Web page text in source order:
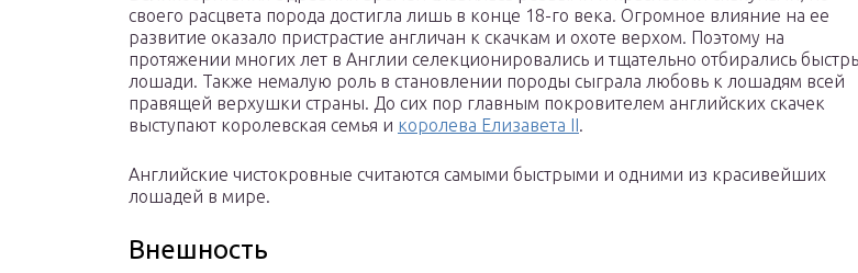
своего расцвета порода достигла лишь в конце 18-го века. Огромное влияние на ее
развитие оказало пристрастие англичан к скачкам и охоте верхом. Поэтому на
протяжении многих лет в Англии селекционировались и тщательно отбирались
лошади. Также немалую роль в становлении породы сыграла любовь к лошадям всей
правящей верхушки страны. До сих пор главным покровителем английских скачек
выступают королевская семья и королева Елизавета II.
Английские чистокровные считаются самыми быстрыми и одними из красивейших
лошадей в мире.
Внешность